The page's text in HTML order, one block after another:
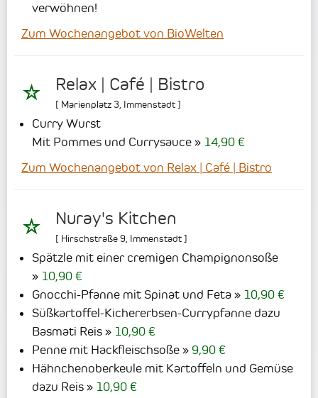
verwöhnen!
Zum Wochenangebot von BioWelten
Relax | Café | Bistro
[ Marienplatz 3, Immenstadt]
Curry Wurst
Mit Pommes und Currysauce
14,90 €
Zum Wochenangebot von Relax | Café | Bistro
Nuray's Kitchen
[ Hirschstraße 9, Immenstadt]
Spätzle mit einer cremigen Champignonsoße
10,90 €
Gnocchi-Pfanne mit Spinat und Feta
10,90 €
Süßkartoffel-Kichererbsen-Currypfanne dazu
Basmati Reis
10,90 €
Penne mit Hackfleischsoße
9,90 €
Hähnchenoberkeule mit Kartoffeln und Gemüse
dazu Reis
10,90 €